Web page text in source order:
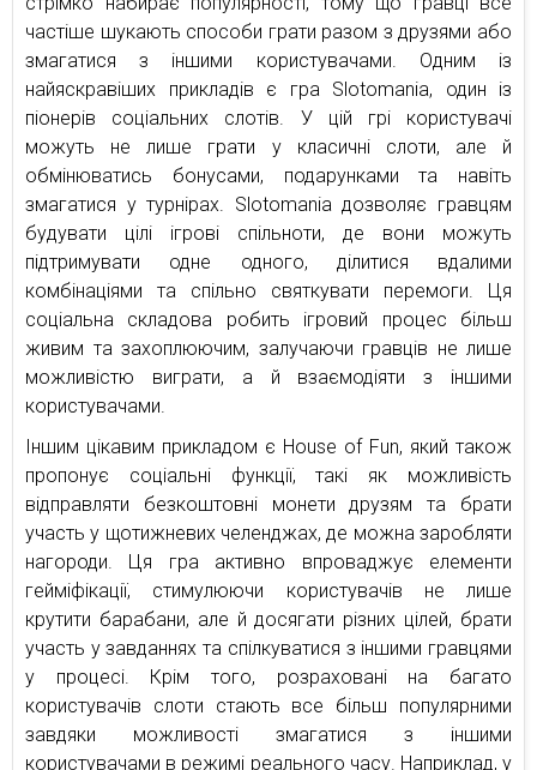
частіше шукають способи грати разом з друзями або
змагатися з іншими користувачами. Одним із
найяскравіших прикладів є гра Slotomania, один із
піонерів соціальних слотів. У цій грі користувачі
можуть не лише грати у класичні слоти, але й
обмінюватись бонусами, подарунками та навіть
змагатися у турнірах. Slotomania дозволяє гравцям
будувати цілі ігрові спільноти, де вони можуть
підтримувати одне одного, ділитися вдалими
комбінаціями та спільно святкувати перемоги. Ця
соціальна складова робить ігровий процес більш
живим та захоплюючим, залучаючи гравців не лише
можливістю виграти, а й взаємодіяти з іншими
користувачами.
Іншим цікавим прикладом є House of Fun, який також
пропонує соціальні функції, такі як можливість
відправляти безкоштовні монети друзям та брати
участь у щотижневих челенджах, де можна заробляти
нагороди. Ця гра активно впроваджує елементи
гейміфікації, стимулюючи користувачів не лише
крутити барабани, але й досягати різних цілей, брати
участь у завданнях та спілкуватися з іншими гравцями
у процесі. Крім того, розраховані на багато
користувачів слоти стають все більш популярними
завдяки можливості змагатися з іншими
користувачами в режимі реального часу. Наприклад, у